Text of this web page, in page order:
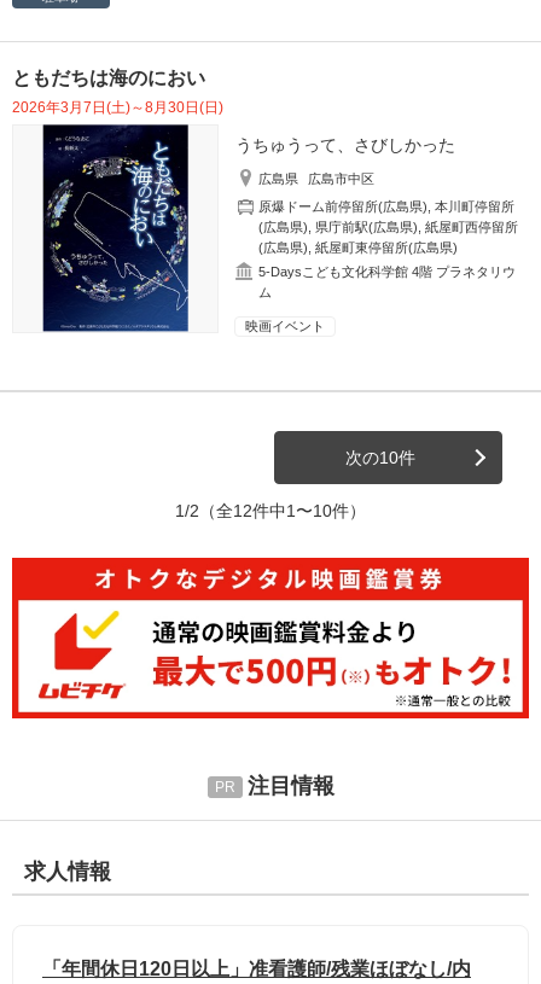
ともだちは海のにおい
2026年3月7日(土)～8月30日(日)
うちゅうって、さびしかった
広島県
広島市中区
原爆ドーム前停留所(広島県) ,本川町停留所
(広島県)
県庁前駅(広島県) ,紙屋町西停留所
(広島県) ,紙屋町東停留所(広島県)
5-Daysこども文化科学館 4階 プラネタリウ
ム
映画イベント
次の10件
1/2 （全12件中1〜10件）
注目情報
求人情報
「年間休日120日以上」准看護師/残業ほぼなし/内